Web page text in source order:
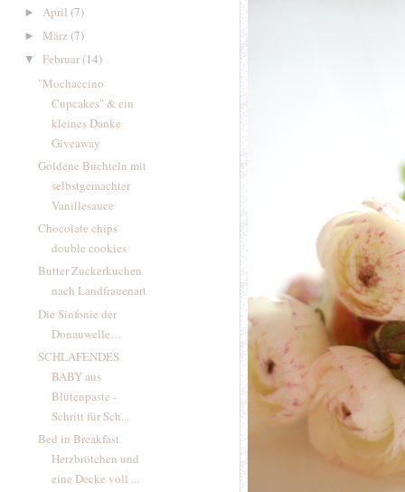
► April (7)
► März(7)
▼ Februar(14)
"Mochaccino
Cupcakes" & ein
kleines Danke
Giveaway
Goldene Buchteln mit
selbstgemachter
Vanillesauce
Chocolate chips
double cookies
Butter Zuckerkuchen
nach Landfrauenart
Die Sinfonie der
Donauwelle…
SCHLAFENDES
BABY aus
Blütenpaste -
Schritt für Sch...
Bed in Breakfast
Herzbrötchen und
eine Decke voll ...